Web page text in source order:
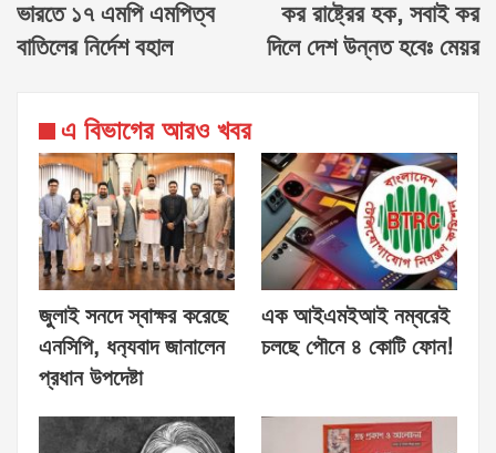
ভারতে ১৭ এমপি এমপিত্ব
বাতিলের নির্দেশ বহাল
কর রাষ্ট্রের হক, সবাই কর
দিলে দেশ উন্নত হবেঃ মেয়র
এ বিভাগের আরও খবর
জুলাই সনদে স্বাক্ষর করেছে
এনসিপি, ধন‍্যবাদ জানালেন
প্রধান উপদেষ্টা
এক আইএমইআই নম্বরেই
চলছে পৌনে ৪ কোটি ফোন!